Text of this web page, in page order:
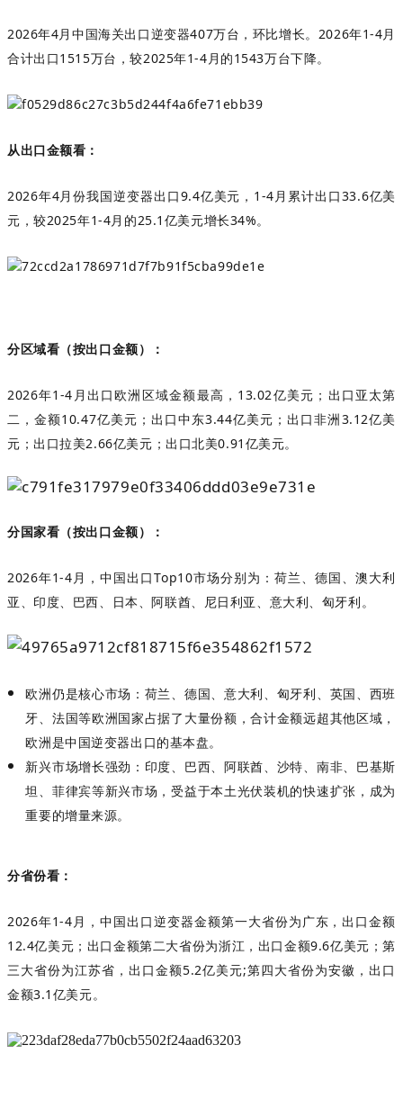
2026年4月中国海关出口逆变器407万台，环比增长。 2026年1-4月
合计出口1515万台，较2025年1-4 月的1543万台下降。
从出口金额看：
2026年4月份我国逆变器出口9.4亿美元， 1-4 月累计出口33.6亿美
元，较2025年1-4月的25.1 亿美元增长34%。
分区域看（按出口金额）：
2026年1-4 月出口欧洲区域金额最高， 13.02亿美元；出口亚太第
二，金额10.47亿美元；出口中东3.44亿美元；出口非洲3.12亿美
元；出口拉美2.66亿美元；出口北美0.91 亿美元。
分国家看（按出口金额）：
2026年1-4 月，中国出口Top10市场分别为：荷兰、德国、澳大利
亚、印度、巴西、日本、阿联酋、尼日利亚、意大利、匈牙利。
欧洲仍是核心市场 ：荷兰、德国、意大利、匈牙利、英国、西班
牙、法国等欧洲国家占据了大量份额，合计金额远超其他区域，
欧洲是中国逆变器出口的基本盘。
新兴市场增长强劲 ：印度、巴西、阿联酋、沙特、南非、巴基斯
坦、菲律宾等新兴市场，受益于本土光伏装机的快速扩张，成为
重要的增量来源。
分省份看：
2026年1-4 月，中国出口逆变器金额第一大省份为广东，出口金额
12.4亿美元；出口金额第二大省份为浙江，出口金额9.6亿美元；第
三大省份为江苏省，出口金额5.2亿美元;第四大省份为安徽，出口
金额3.1 亿美元。